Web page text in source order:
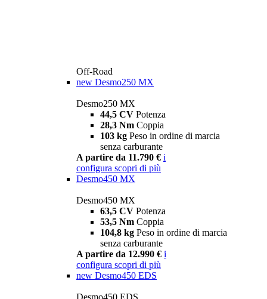
Off-Road
new Desmo250 MX
Desmo250 MX
44,5 CV Potenza
28,3 Nm Coppia
103 kg Peso in ordine di marcia
senza carburante
A partire da 11.790 € i
configura scopri di più
Desmo450 MX
Desmo450 MX
63,5 CV Potenza
53,5 Nm Coppia
104,8 kg Peso in ordine di marcia
senza carburante
A partire da 12.990 € i
configura scopri di più
new Desmo450 EDS
Desmo450 EDS